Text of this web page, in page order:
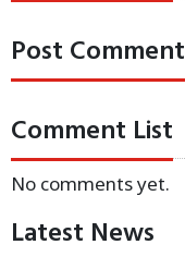
Post Comment
Comment List
No comments yet.
Latest News